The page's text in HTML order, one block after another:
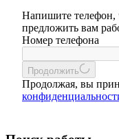
Напишите телефон,
предложить вам
Номер телефона
Продолжить
Продолжая, вы